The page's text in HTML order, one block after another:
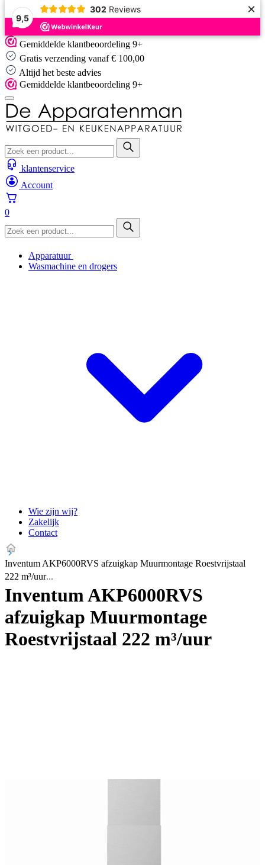
9,5
302 Reviews ×
Skip
to
content
Gemiddelde klantbeoordeling 9+
Gratis verzending vanaf € 100,00
Altijd het beste advies
Gemiddelde klantbeoordeling 9+
klantenservice
Account
0
Apparatuur
Wasmachine en drogers
Wie zijn wij?
Zakelijk
Contact
Inventum AKP6000RVS afzuigkap Muurmontage Roestvrijstaal
222 m³/uur
Inventum AKP6000RVS
afzuigkap Muurmontage
Roestvrijstaal 222 m³/uur